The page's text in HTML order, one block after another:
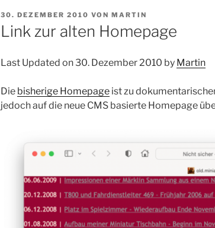
VERÖFFENTLICHT
AM
30. DEZEMBER 2010 VON MARTIN
Link zur alten Homepage
Last Updated on 30. Dezember 2010 by Martin
Die bisherige Homepage ist zu
jedoch auf die neue CMS basierte Homepage